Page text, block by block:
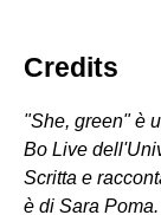
Credits
"She, green" è
Bo Live
Scritta e
è di Sara Poma.